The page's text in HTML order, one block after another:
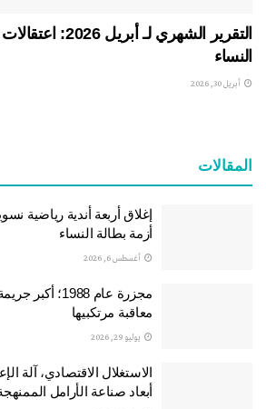
التقرير الشهري لـ
النساء
أبريل 30, 2026
المقالات
إغلاق أربعة أندية رياضية
أزمة بطالة النساء
أغسطس 6, 2026
مجزرة عام 1988؛
معاقبة مرتكبيها
يوليو 29, 2026
الاستغلال الاقتصادي، آلة
أبعاد صناعة الأرامل